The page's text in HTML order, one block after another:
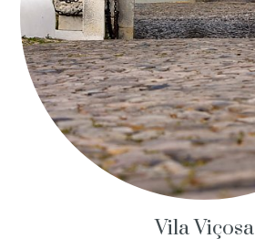
Vila Viçosa